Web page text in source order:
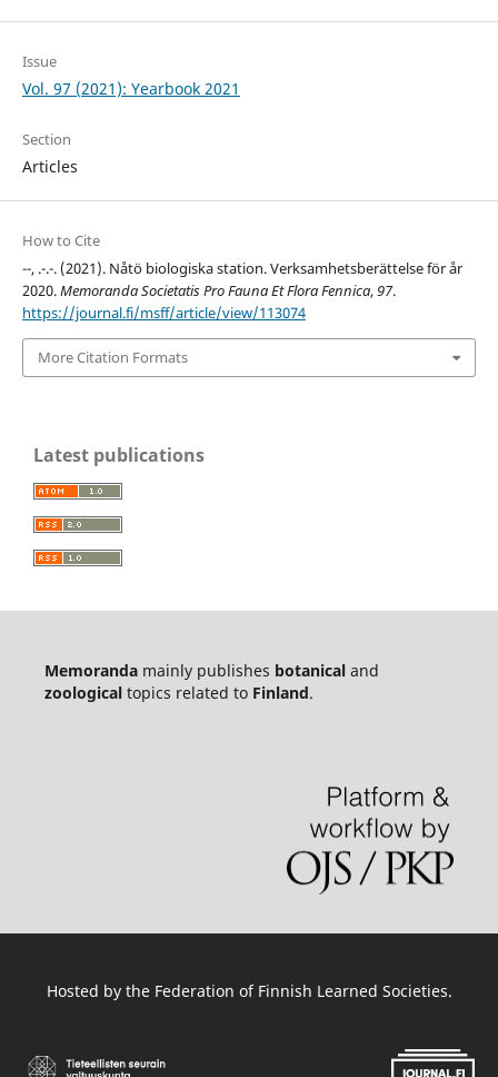
Issue
Vol. 97 (2021): Yearbook 2021
Section
Articles
How to Cite
--, .-.-. (2021). Nåtö biologiska station. Verksamhetsberättelse för år
2020.Memoranda Societatis Pro Fauna Et Flora Fennica,97.
https://journal.fi/msff/article/view/113074
More Citation Formats
Latest publications
Memorandamainly publishes botanicaland
zoologicaltopics related to Finland.
Hosted by the Federation of Finnish Learned Societies.